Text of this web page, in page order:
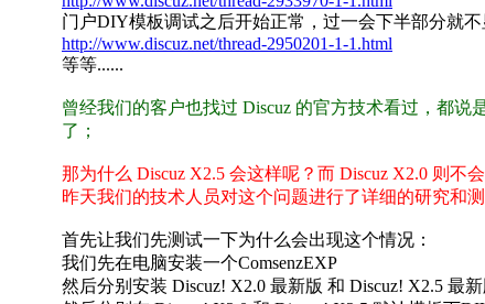
门户DIY模板调试之后开始正常，过一会下半部分就不
http://www.discuz.net/thread-2950201-1-1.html
等等......
曾经我们的客户也找过 Discuz 的官方技术看过，都
了；
那为什么 Discuz X2.5 会这样呢？而 Discuz X2.0 则不
昨天我们的技术人员对这个问题进行了详细的研究和测
首先让我们先测试一下为什么会出现这个情况：
我们先在电脑安装一个ComsenzEXP
然后分别安装 Discuz! X2.0 最新版 和 Discuz! X2.5 最